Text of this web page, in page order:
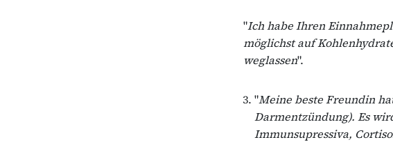
"Ich habe Ihren
möglichst auf
weglassen".
"Meine beste Freundin
Darmentzündung). Es
Immunsupressiva,